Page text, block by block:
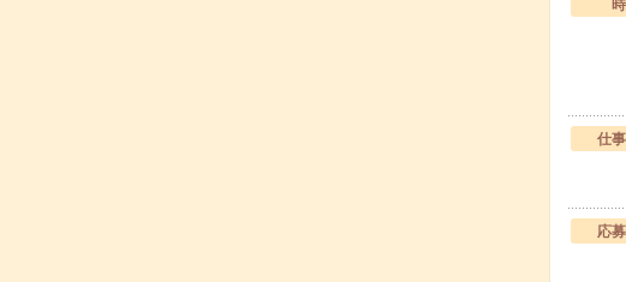
仕
応